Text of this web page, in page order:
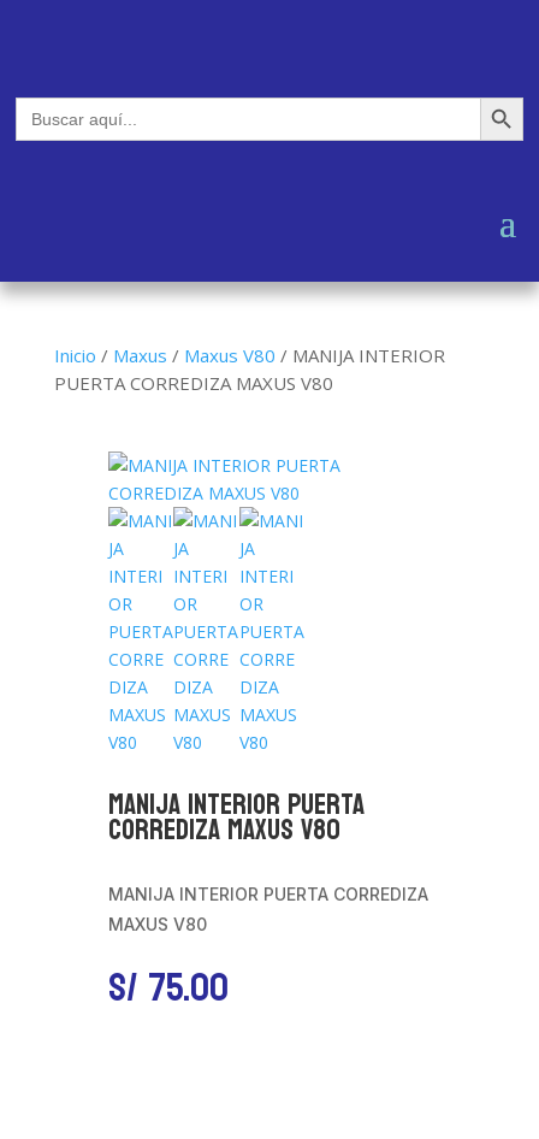
Buscar: Botón de
Inicio / Maxus / Maxus V80 / MANIJA INTERIOR
PUERTA CORREDIZA MAXUS V80
MANIJA INTERIOR PUERTA
CORREDIZA MAXUS V80
MANIJA INTERIOR PUERTA CORREDIZA
MAXUS V80
S/75.00